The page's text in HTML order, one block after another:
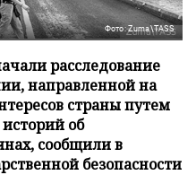
Фото: Zuma\TASS
расследование
направленной на
страны путем
об
сообщили в
безопасности